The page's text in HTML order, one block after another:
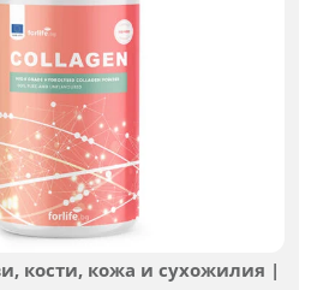
кости, кожа и сухожилия |